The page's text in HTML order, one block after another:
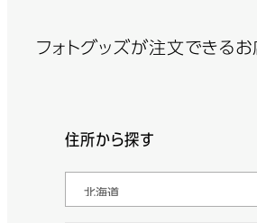
フォトグッズが注文できる
住所から探す